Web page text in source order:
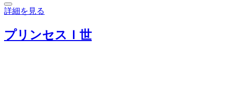
詳細を見る
プリンセスＩ世